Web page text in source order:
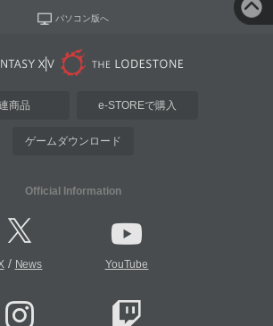
パソコン版へ
商品 e-STOREで購入
ゲームダウンロード
Official Information
/ News YouTube